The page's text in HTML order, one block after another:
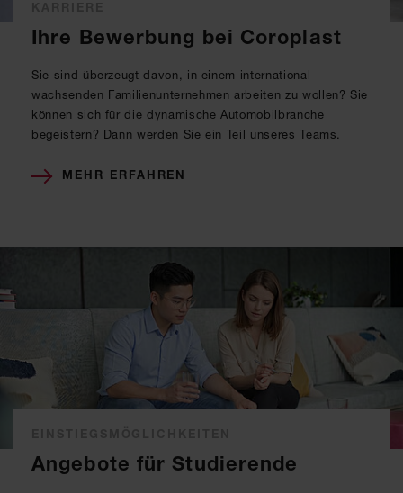
Ihre Bewerbung bei Coroplast
Sie sind überzeugt davon, in einem international
wachsenden Familienunternehmen arbeiten zu wollen? Sie
können sich für die dynamische Automobilbranche
begeistern? Dann werden Sie ein Teil unseres Teams.
MEHR ERFAHREN
Angebote für Studierende